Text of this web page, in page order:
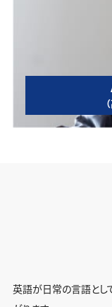
英語が日常の言語とし